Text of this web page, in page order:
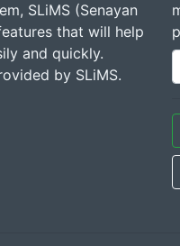
SLiMS (Senayan
that will help
and quickly.
by SLiMS.